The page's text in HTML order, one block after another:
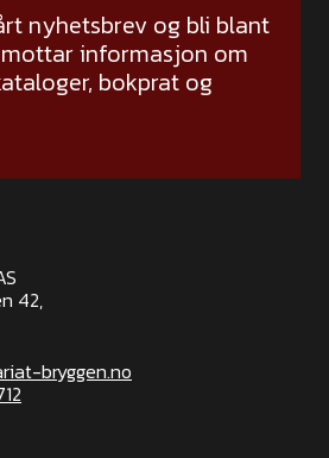
nyhetsbrev og bli blant
informasjon om
bokprat og
42,
bryggen.no